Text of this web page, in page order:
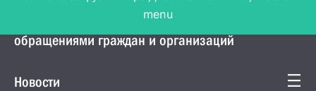
Управление Президента по работе с
обращениями граждан и организаций
Новости
menu